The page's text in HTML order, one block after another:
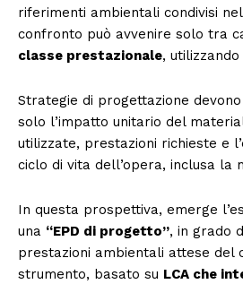
riferimenti ambientali condivisi
confronto può avvenire solo tra
classe prestazionale,
Strategie di progettazione
solo l’impatto unitario del
utilizzate, prestazioni richieste e
ciclo di vita dell’opera, inclusa la
In questa prospettiva, emerge
una “EPD di progetto”, in grado
prestazioni ambientali attese del
strumento, basato su LCA che